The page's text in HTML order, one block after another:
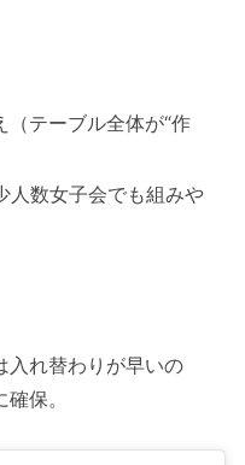
（テーブル全体が“作
人数女子会でも組みや
入れ替わりが早いの
保。